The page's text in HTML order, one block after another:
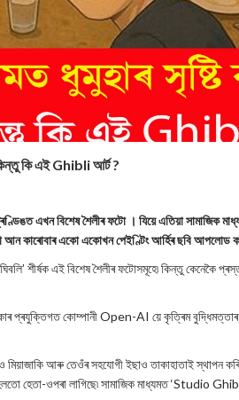
কি এই Ghibli আৰ্ট ?
এখন বিশেষ শৈলীৰ ফটো । যিয়ে এতিয়া সামাজিক
আন কাৰোবাৰ একো একোখন পেইণ্টিং আৰ্হিৰ ছবি আপলোড
শীৰ্ষক এই বিশেষ শৈলীৰ ফটোসমূহে৷ কিন্তু কেনেকৈ
প্ৰযুক্তিগত কোম্পানী Open-AI য়ে কৃত্ৰিম
মিয়াজাকি আৰু তেওঁৰ সহযোগী ইছাও তাকাহাতাই স্থাপন
হেতা-ওপৰা লাগিছে৷ সামাজিক মাধ্যমত ‘Studio